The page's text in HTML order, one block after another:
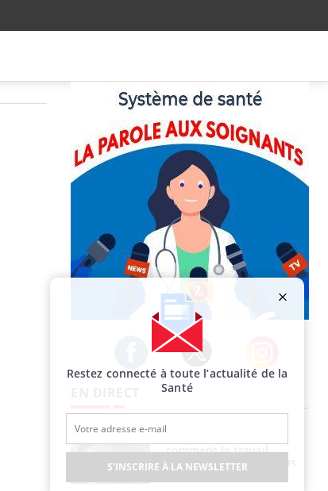
Facebook Twitter Instagram
comment le travail
empiète de plus en plus
sur nos soirées
Restez connecté à toute l’actualité de la
Santé
S'INSCRIRE À LA NEWSLETTER